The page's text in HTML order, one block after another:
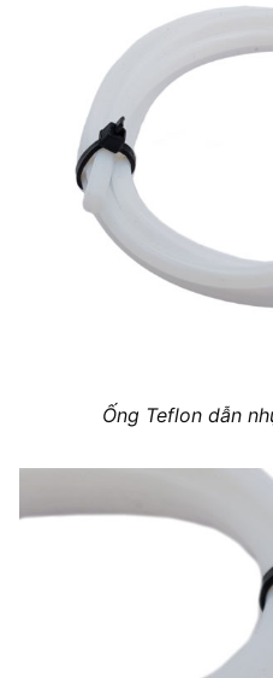
Ống Teflon dẫn